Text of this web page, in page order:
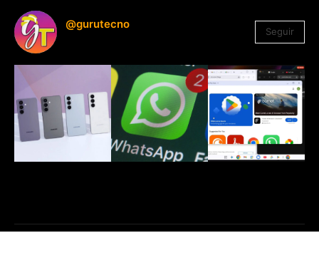
@gurutecno
Seguir